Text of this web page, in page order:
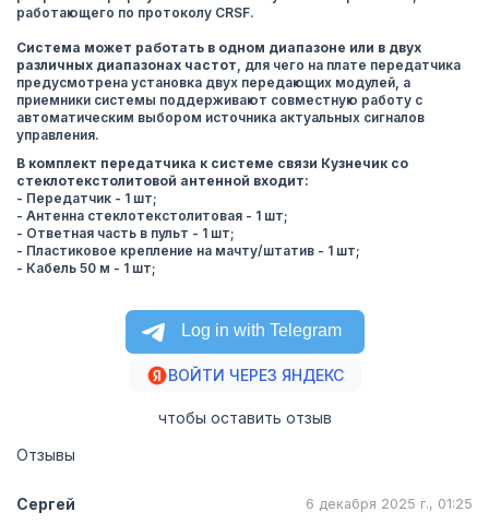
работающего по протоколу CRSF.
Система может работать в одном диапазоне или в двух
различных диапазонах частот, для чего на плате передатчика
предусмотрена установка двух передающих модулей, а
приемники системы поддерживают совместную работу с
автоматическим выбором источника актуальных сигналов
управления.
В комплект передатчика к системе связи Кузнечик со
стеклотекстолитовой антенной входит:
- Передатчик - 1 шт;
- Антенна стеклотекстолитовая - 1 шт;
- Ответная часть в пульт - 1 шт;
- Пластиковое крепление на мачту/штатив - 1 шт;
- Кабель 50 м - 1 шт;
ВОЙТИ ЧЕРЕЗ ЯНДЕКС
чтобы оставить отзыв
Отзывы
Сергей 6 декабря 2025 г., 01:25